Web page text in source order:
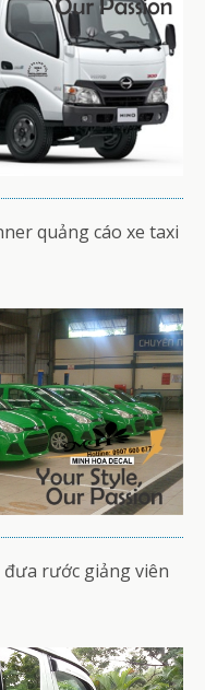
quảng cáo xe taxi
đưa rước giảng viên